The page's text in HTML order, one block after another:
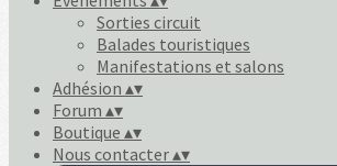
Sorties circuit
Balades touristiques
Manifestations et salons
Adhésion ▴▾
Forum ▴▾
Boutique ▴▾
Nous contacter▴▾